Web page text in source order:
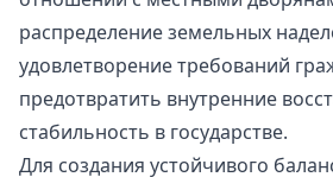
распределение земельных
удовлетворение требований
предотвратить внутренние
стабильность в государстве.
Для создания устойчивого